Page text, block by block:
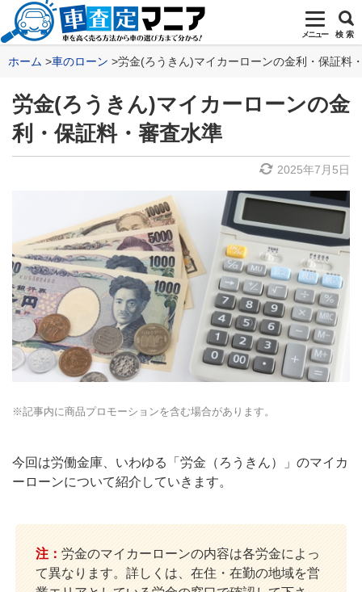
メニュー 検 索
ホーム 車のローン 労金(ろうきん)マイカーローンの金利・保証料
労金(ろうきん)マイカーローンの金
利・保証料・審査水準
2025年7月5日
※記事内に商品プロモーションを含む場合があります。
今回は労働金庫、いわゆる「労金（ろうきん）」のマイカ
ーローンについて紹介していきます。
注： 労金のマイカーローンの内容は各労金によっ
て異なります。詳しくは、在住・在勤の地域を営